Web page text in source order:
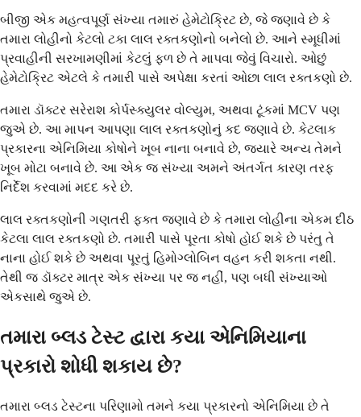
બીજી એક મહત્વપૂર્ણ સંખ્યા તમારું હેમેટોક્રિટ છે, જે જણાવે છે કે
તમારા લોહીનો કેટલો ટકા લાલ રક્તકણોનો બનેલો છે. આને સ્મૂધીમાં
પ્રવાહીની સરખામણીમાં કેટલું ફળ છે તે માપવા જેવું વિચારો. ઓછું
હેમેટોક્રિટ એટલે કે તમારી પાસે અપેક્ષા કરતાં ઓછા લાલ રક્તકણો છે.
તમારા ડૉક્ટર સરેરાશ કોર્પસ્ક્યુલર વોલ્યુમ, અથવા ટૂંકમાં MCV પણ
જુએ છે. આ માપન આપણા લાલ રક્તકણોનું કદ જણાવે છે. કેટલાક
પ્રકારના એનિમિયા કોષોને ખૂબ નાના બનાવે છે, જ્યારે અન્ય તેમને
ખૂબ મોટા બનાવે છે. આ એક જ સંખ્યા અમને અંતર્ગત કારણ તરફ
નિર્દેશ કરવામાં મદદ કરે છે.
લાલ રક્તકણોની ગણતરી ફક્ત જણાવે છે કે તમારા લોહીના એકમ દીઠ
કેટલા લાલ રક્તકણો છે. તમારી પાસે પૂરતા કોષો હોઈ શકે છે પરંતુ તે
નાના હોઈ શકે છે અથવા પૂરતું હિમોગ્લોબિન વહન કરી શકતા નથી.
તેથી જ ડૉક્ટર માત્ર એક સંખ્યા પર જ નહીં, પણ બધી સંખ્યાઓ
એકસાથે જુએ છે.
તમારા બ્લડ ટેસ્ટ દ્વારા કયા એનિમિયાના
પ્રકારો શોધી શકાય છે?
તમારા બ્લડ ટેસ્ટના પરિણામો તમને કયા પ્રકારનો એનિમિયા છે તે